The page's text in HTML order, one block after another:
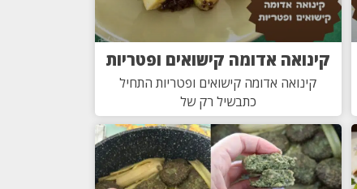
קינואה אדומה קישואים ופטריות
קינואה אדומה קישואים ופטריות התחיל
כתבשיל רק של